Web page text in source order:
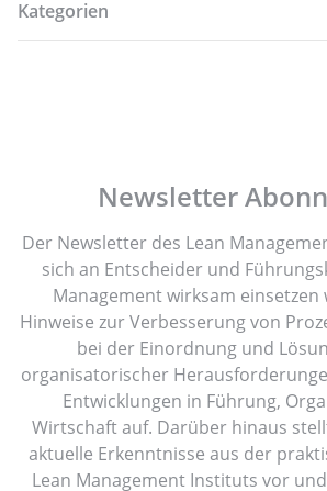
Kategorien
Newsletter
Der Newsletter des Lean
sich an Entscheider und
Management wirksam einsetzen
Hinweise zur Verbesserung von
bei der Einordnung und
organisatorischer
Entwicklungen in Führung,
Wirtschaft auf. Darüber hinaus
aktuelle Erkenntnisse aus der
Lean Management Instituts vor